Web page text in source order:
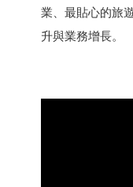
業、最貼心的旅
升與業務增長。